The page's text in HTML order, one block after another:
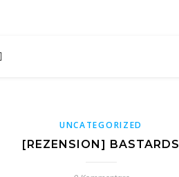
UNCATEGORIZED
[REZENSION] BASTARDS